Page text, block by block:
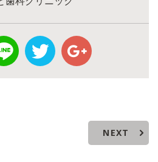
NEXT